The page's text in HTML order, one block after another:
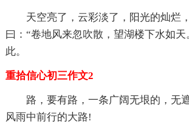
天空亮了，云彩淡了，阳光的灿烂
曰：“卷地风来忽吹散，望湖楼下水如天
此。
重拾信心初三作文2
路，要有路，一条广阔无垠的，无
风雨中前行的大路!